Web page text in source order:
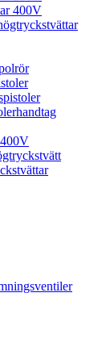
400V